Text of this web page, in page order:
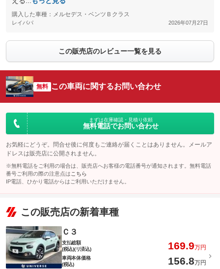
購入した車種：メルセデス・ベンツＢクラス
レイパパ 2026年07月27日
この販売店のレビュー一覧を見る
無料 この車両に関するお問い合わせ
まずは在庫確認・見積り依頼
無料電話でお問い合わせ
お気軽にどうぞ。問合せ後に何度もご連絡が届くことはありません。メールア
ドレスは販売店に公開されません。
※無料電話をご利用の場合は、販売店へお客様の電話番号が通知されます。無料電話
番号ご利用の際の注意点は こちら
IP電話、ひかり電話からはご利用いただけません。
この販売店の新着車種
Ｃ３
支払総額
(税込)(リ済込)
169.9万円
車両本体価格
(税込)
156.8万円